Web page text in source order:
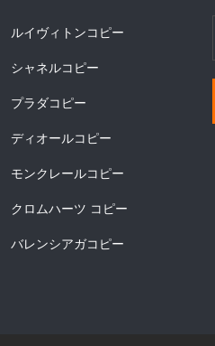
ルイヴィトンコピー
シャネルコピー
プラダコピー
ディオールコピー
モンクレールコピー
クロムハーツ コピー
バレンシアガコピー